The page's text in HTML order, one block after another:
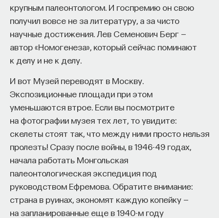
крупным палеонтологом. И госпремию он свою
получил вовсе не за литературу, а за чисто
научные достижения. Лев Семенович Берг —
автор «Номогенеза», который сейчас поминают
к делу и не к делу.
И вот Музей переводят в Москву.
Экспозиционные площади при этом
уменьшаются втрое. Если вы посмотрите
на фотографии музея тех лет, то увидите:
скелеты стоят так, что между ними просто нельзя
пролезть! Сразу после войны, в 1946-49 годах,
начала работать Монгольская
палеонтологическая экспедиция под
руководством Ефремова. Обратите внимание:
страна в руинах, экономят каждую копейку —
на запланированные еще в 1940-м году